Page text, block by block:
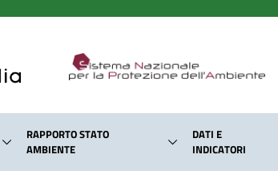
RAPPORTO STATO
AMBIENTE
DATI E
INDICATORI